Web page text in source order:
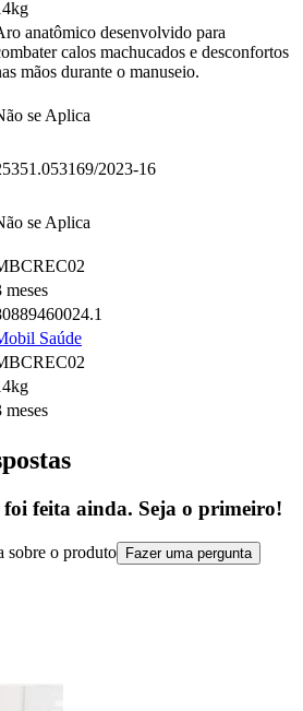
anatômico desenvolvido para
calos machucados e desconfortos
mãos durante o manuseio.
se Aplica
2023-16
se Aplica
meses
Saúde
meses
feita ainda. Seja o primeiro!
sobre o produto Fazer uma pergunta